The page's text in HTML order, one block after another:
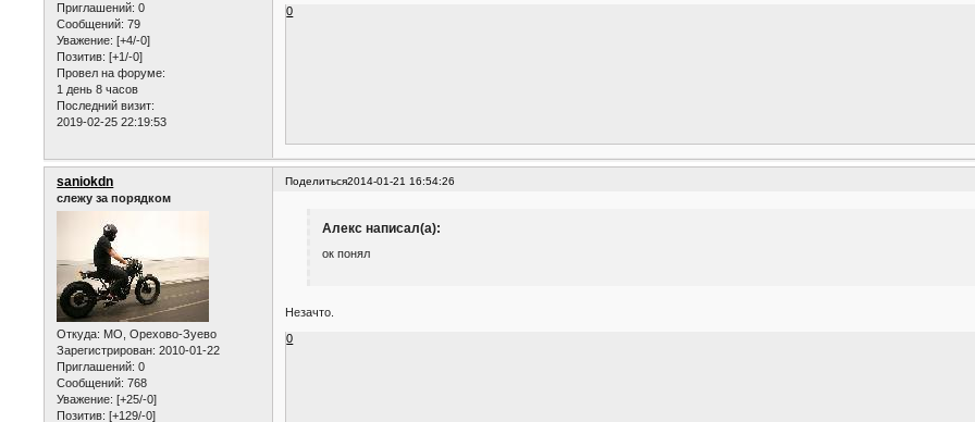
Приглашений: 0
Сообщений: 79
Уважение: [+4/-0]
Позитив: [+1/-0]
Провел на форуме:
1 день 8 часов
Последний визит:
2019-02-25 22:19:53
0
Поделиться2014-01-21 16:54:26
saniokdn
слежу за порядком
Откуда: МО, Орехово-Зуево
Зарегистрирован: 2010-01-22
Приглашений: 0
Сообщений: 768
Уважение: [+25/-0]
Позитив: [+129/-0]
Алекс написал(а):
ок понял
Незачто.
0